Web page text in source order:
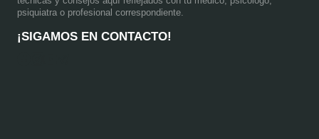
psiquiatra o profesional correspondiente.
¡SIGAMOS EN CONTACTO!